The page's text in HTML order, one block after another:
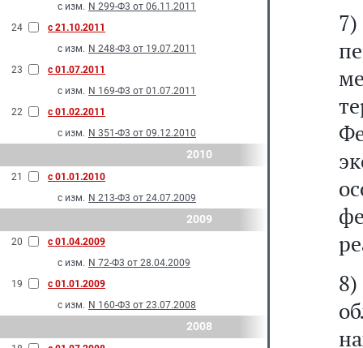
с изм. N 299-Ф3 от 06.11.2011
24
с 21.10.2011
с изм. N 248-Ф3 от 19.07.2011
23
с 01.07.2011
с изм. N 169-Ф3 от 01.07.2011
22
с 01.02.2011
с изм. N 351-Ф3 от 09.12.2010
2010
21
с 01.01.2010
с изм. N 213-Ф3 от 24.07.2009
2009
20
с 01.04.2009
с изм. N 72-Ф3 от 28.04.2009
19
с 01.01.2009
с изм. N 160-Ф3 от 23.07.2008
2008